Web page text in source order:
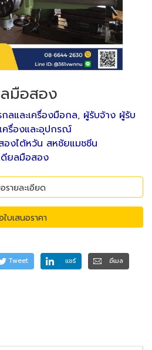
ลมือสอง
ลและเครื่องมือกล, ผู้รับจ้าง ผู้รับ
ครื่องและอุปกรณ์
องไต้หวัน สหชัยแมชชีน
เดียลมือสอง
รายละเอียด
ใบเสนอราคา
Tweet แชร์
อีเมล